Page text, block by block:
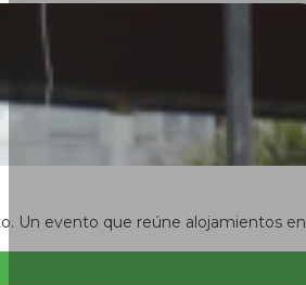
Un evento que reúne alojamientos en